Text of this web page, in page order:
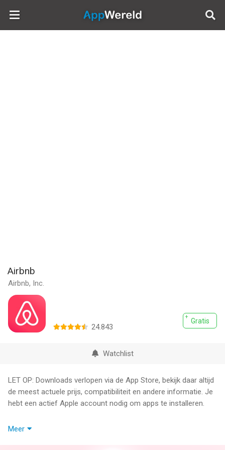
AppWereld
Airbnb
Airbnb, Inc.
Gratis
24.843
Watchlist
LET OP: Downloads verlopen via de App Store, bekijk daar altijd
de meest actuele prijs, compatibiliteit en andere informatie. Je
hebt een actief Apple account nodig om apps te installeren.
ZOVEEL MEER DAN EEN AIRBNB
Meer